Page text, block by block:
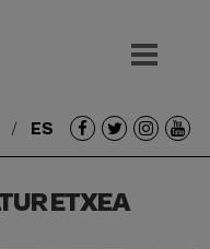
ES
Redes
sociales
ETXEA